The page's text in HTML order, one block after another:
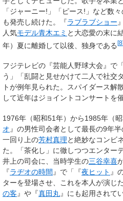
「ジャーニー! 」「 ピース! 」など数
も発売し続けた。『ラブラブショー
人気モデル青木エミ と大恋愛の末に
年）夏に離婚して以後、独身である[8
フジテレビの『芸能人野球大会』で
う」「乱闘と見せかけて二人で社交
トが例年見られた。スパイダース解
して近年はジョイントコンサートを
1976年（昭和51年）から1985年（
オ 』の男性司会者として最長の9年
一回り上の芳村真理と絶妙なコンビ
た。「茶化し」に徹しつつエンター
井上の司会に、当時学生の三谷幸喜
『ラヂオの時間 』で「『夜ヒット 』
ターを登場させ、これを本人が演じ
の客 』や『真田丸』にも起用されて